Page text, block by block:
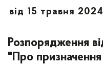
від 15 травня
Розпорядження
"Про